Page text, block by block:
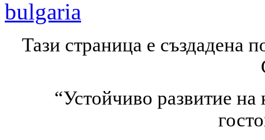
Тази страница е създадена
“Устойчиво развитие